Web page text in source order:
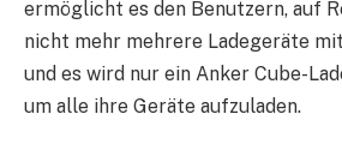
ermöglicht es den Benutzern, auf
nicht mehr mehrere Ladegeräte
und es wird nur ein Anker Cube-
um alle ihre Geräte aufzuladen.